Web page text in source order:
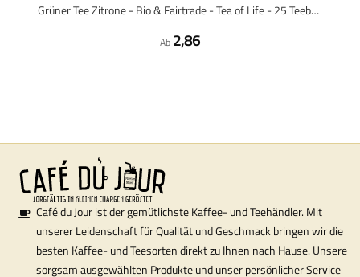
Grüner Tee Zitrone - Bio & Fairtrade - Tea of Life - 25 Teebeutel
Ab 2,86
Café du Jour ist der gemütlichste Kaffee- und Teehändler. Mit
unserer Leidenschaft für Qualität und Geschmack bringen wir die
besten Kaffee- und Teesorten direkt zu Ihnen nach Hause. Unsere
sorgsam ausgewählten Produkte und unser persönlicher Service